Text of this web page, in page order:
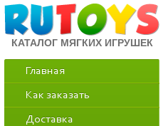
КАТАЛОГ МЯГКИХ ИГРУШЕК
Главная
Как заказать
Доставка